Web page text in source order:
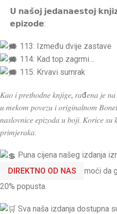
𝗨 𝗻𝗮𝘀̌𝗼𝗷 𝗷𝗲𝗱𝗮𝗻𝗮𝗲𝘀𝘁𝗼𝗷
𝗲𝗽𝗶𝘇𝗼𝗱𝗲:
113: Između dvije zastave
114: Kad top zagrmi…
115: Krvavi sumrak
𝐾𝑎𝑜 𝑖 𝑝𝑟𝑒𝑡ℎ𝑜𝑑𝑛𝑒 𝑘𝑛𝑗𝑖𝑔𝑒, 𝑟𝑎đ𝑒𝑛𝑎 𝑗𝑒
𝑢 𝑚𝑒𝑘𝑜𝑚 𝑝𝑜𝑣𝑒𝑧𝑢 𝑖 𝑜𝑟𝑖𝑔𝑖𝑛𝑎𝑙𝑛𝑜𝑚
𝑛𝑎𝑠𝑙𝑜𝑣𝑛𝑖𝑐𝑒 𝑒𝑝𝑖𝑧𝑜𝑑𝑎 𝑢 𝑏𝑜𝑗𝑖. 𝐾𝑜𝑟𝑖𝑐𝑒 𝑠𝑢
𝑝𝑟𝑖𝑚𝑗𝑒𝑟𝑎𝑘𝑎.
Puna cijena našeg izdanja
DIREKTNO OD NAS
moći da
20% popusta.
Sva naša izdanja dostupna